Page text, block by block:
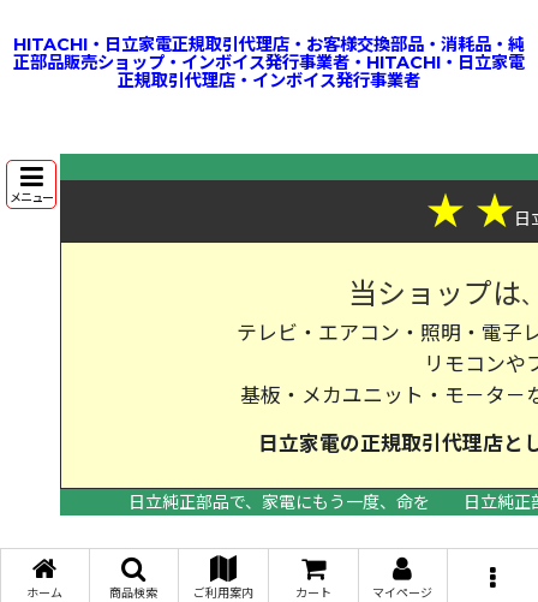
HITACHI・日立家電正規取引代理店・お客様交換部品・消耗品・純
正部品販売ショップ・インボイス発行事業者・HITACHI・日立家電
正規取引代理店・インボイス発行事業者
メニュー ★ ★日
当ショップは
テレビ・エアコン・照明・電子
リモコンや
基板・メカユニット・モ－タ－
日立家電の正規取引代理店
日立純正部品で、家電にもう一度、命を
日立純
ホーム 商品検索 ご利用案内 カート マイページ